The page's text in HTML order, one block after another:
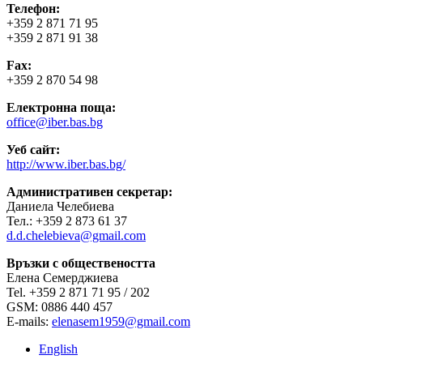
Телефон:
+359 2 871 71 95
+359 2 871 91 38
Fax:
+359 2 870 54 98
Електронна поща:
office@iber.bas.bg
Уеб сайт:
http://www.iber.bas.bg/
Административен секретар:
Даниела Челебиева
Тел.: +359 2 873 61 37
d.d.chelebieva@gmail.com
Връзки с обществеността
Елена Семерджиева
Tel. +359 2 871 71 95 / 202
GSM: 0886 440 457
E-mails: elenasem1959@gmail.com
English